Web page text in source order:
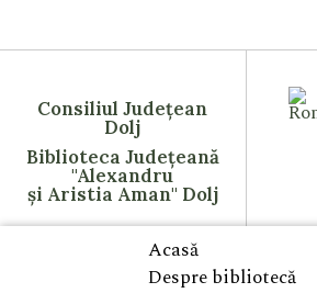
Consiliul Județean
Dolj
Biblioteca Județeană
"Alexandru
și Aristia Aman" Dolj
Acasă
Despre bibliotecă